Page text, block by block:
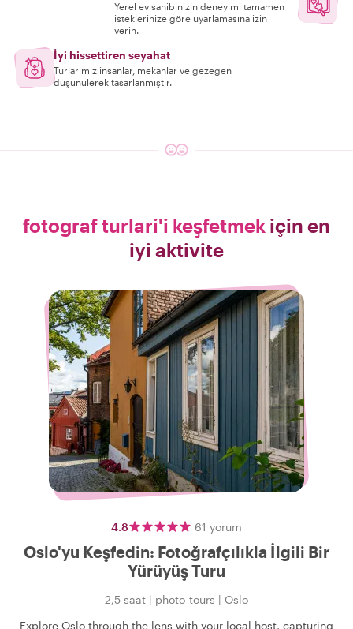
Yerel ev sahibinizin deneyimi tamamen
isteklerinize göre uyarlamasına izin
verin.
İyi hissettiren seyahat
Turlarımız insanlar, mekanlar ve gezegen
düşünülerek tasarlanmıştır.
fotograf turlari'i keşfetmek için en
iyi aktivite
4.8 61 yorum
Oslo'yu Keşfedin: Fotoğrafçılıkla İlgili Bir
Yürüyüş Turu
2,5 saat | photo-tours | Oslo
Explore Oslo through the lens with your local host, capturing